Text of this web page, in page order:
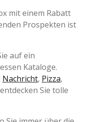
mit einem Rabatt
Prospekten ist
auf ein
Kataloge.
Nachricht, Pizza,
Sie tolle